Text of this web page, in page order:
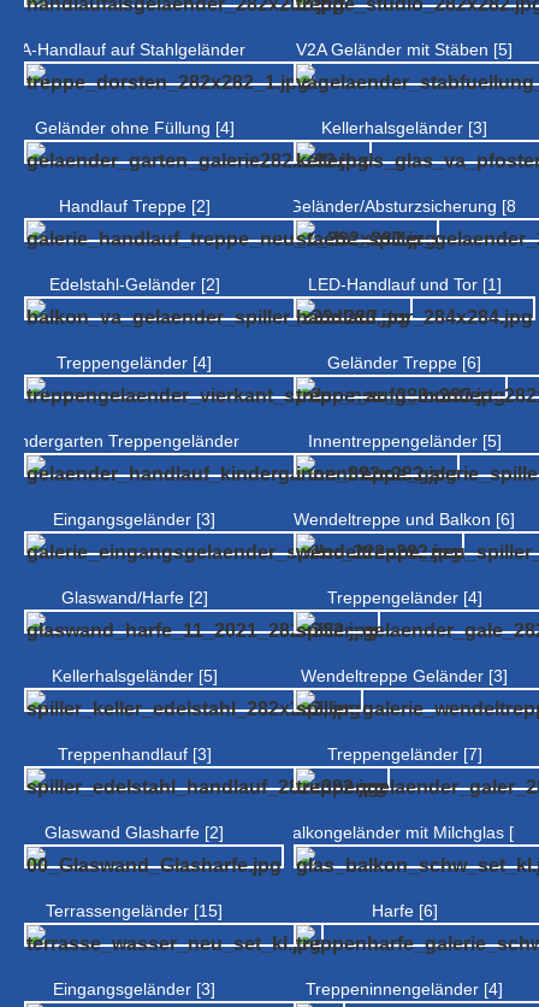
V2A-Handlauf auf Stahlgeländer [6] V2A Geländer mit Stäben [5]
Geländer ohne Füllung [4] Kellerhalsgeländer [3]
Handlauf Treppe [2] Geländer/Absturzsicherung [8]
Edelstahl-Geländer [2] LED-Handlauf und Tor [1]
Treppengeländer [4] Geländer Treppe [6]
Kindergarten Treppengeländer [3] Innentreppengeländer [5]
Eingangsgeländer [3] Wendeltreppe und Balkon [6]
Glaswand/Harfe [2] Treppengeländer [4]
Kellerhalsgeländer [5] Wendeltreppe Geländer [3]
Treppenhandlauf [3] Treppengeländer [7]
Glaswand Glasharfe [2] Balkongeländer mit Milchglas [5]
Terrassengeländer [15] Harfe [6]
Eingangsgeländer [3] Treppeninnengeländer [4]